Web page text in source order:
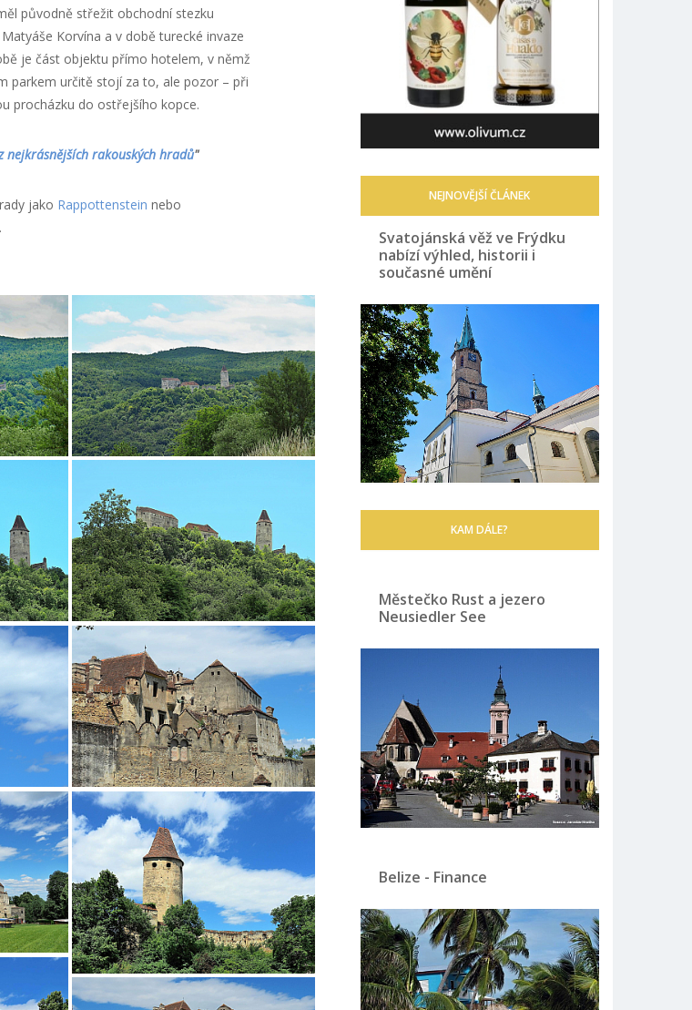
původně střežit obchodní stezku
Korvína a v době turecké invaze
je část objektu přímo hotelem, v němž
parkem určitě stojí za to, ale pozor – při
procházku do ostřejšího kopce.
nejkrásnějších rakouských hradů"
jako Rappottenstein nebo
.
NEJNOVĚJŠÍ ČLÁNEK
Svatojánská věž ve Frýdku
nabízí výhled, historii i
současné umění
KAM DÁLE?
Městečko Rust a jezero
Neusiedler See
Belize - Finance